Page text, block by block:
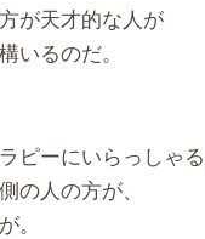
が天才的な人が
いるのだ。
ピーにいらっしゃる
の人の方が、
。